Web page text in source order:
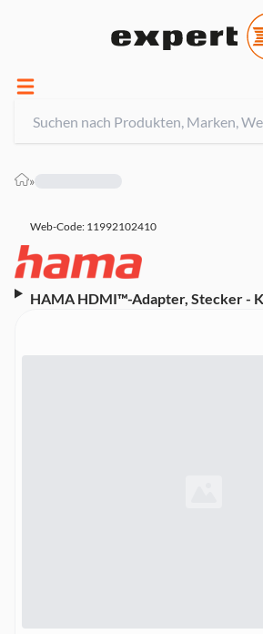
»
Web-Code: 11992102410
HAMA HDMI™-Adapter, Stecker -